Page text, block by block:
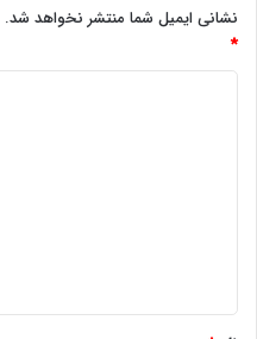
نشانی ایمیل شما منتشر نخواهد شد.
*